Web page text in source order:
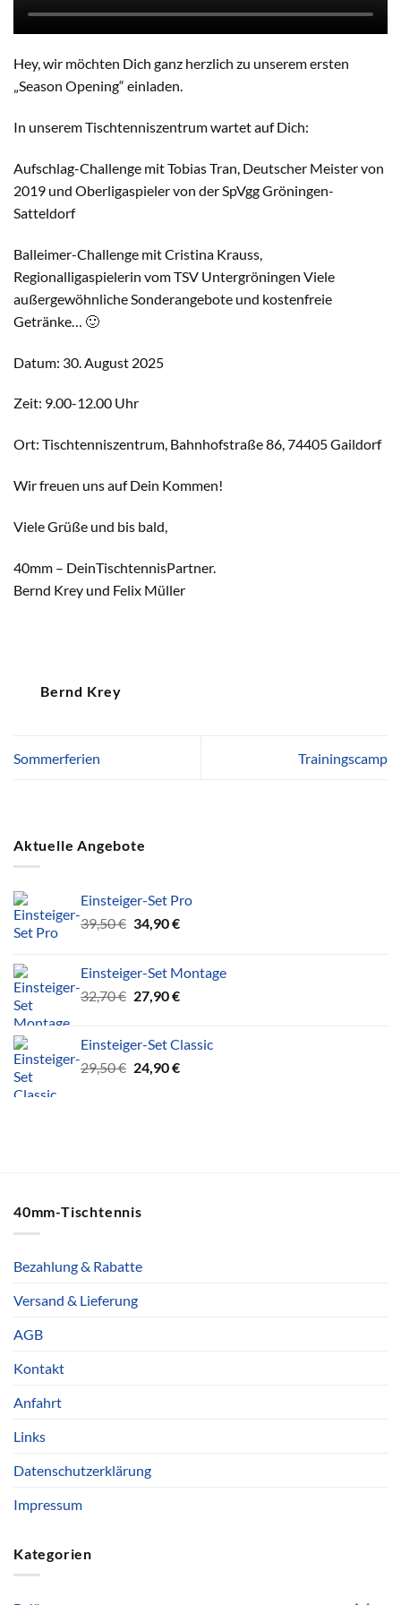
Hey, wir möchten Dich ganz herzlich zu unserem ersten
„Season Opening“ einladen.
In unserem Tischtenniszentrum wartet auf Dich:
Aufschlag-Challenge mit Tobias Tran, Deutscher Meister von
2019 und Oberligaspieler von der SpVgg Gröningen-
Satteldorf
Balleimer-Challenge mit Cristina Krauss,
Regionalligaspielerin vom TSV Untergröningen Viele
außergewöhnliche Sonderangebote und kostenfreie
Getränke… 🙂
Datum: 30. August 2025
Zeit: 9.00-12.00 Uhr
Ort: Tischtenniszentrum, Bahnhofstraße 86, 74405 Gaildorf
Wir freuen uns auf Dein Kommen!
Viele Grüße und bis bald,
40mm – DeinTischtennisPartner.
Bernd Krey und Felix Müller
Bernd Krey
Sommerferien Trainingscamp
Aktuelle Angebote
Einsteiger-Set Pro
39,50€ Ursprünglicher
39,50 €
34,90€Aktueller
34,90 €.
Einsteiger-Set Montage
32,70€ Ursprünglicher
32,70 €
27,90€Aktueller
27,90 €.
Einsteiger-Set Classic
29,50€ Ursprünglicher
24,90€Aktueller
40mm-Tischtennis
Bezahlung & Rabatte
Versand & Lieferung
AGB
Kontakt
Anfahrt
Links
Datenschutzerklärung
Impressum
Kategorien